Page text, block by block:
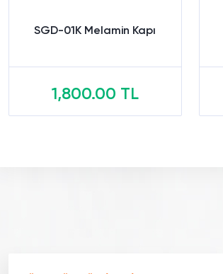
SGD-01K Melamin Kapı
1,800.00 TL